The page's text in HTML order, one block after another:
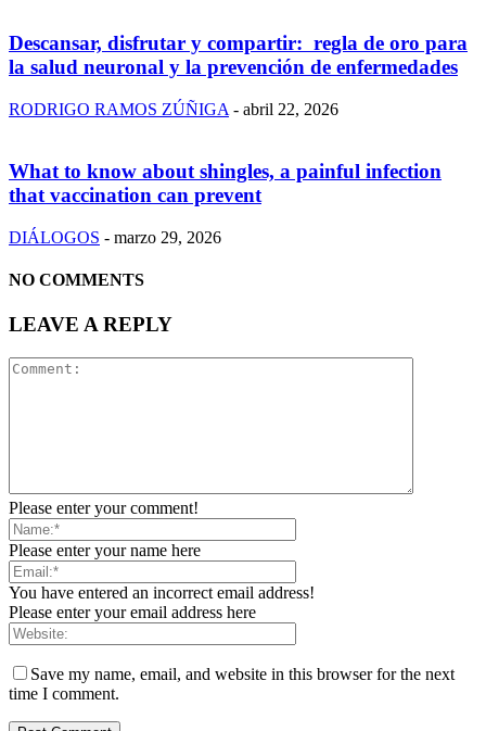
Descansar, disfrutar y compartir: regla de oro para
la salud neuronal y la prevención de enfermedades
RODRIGO RAMOS ZÚÑIGA - abril 22, 2026
What to know about shingles, a painful infection
that vaccination can prevent
DIÁLOGOS - marzo 29, 2026
NO COMMENTS
LEAVE A REPLY
Please enter your comment!
Please enter your name here
You have entered an incorrect email address!
Please enter your email address here
Save my name, email, and website in this browser for the next
time I comment.